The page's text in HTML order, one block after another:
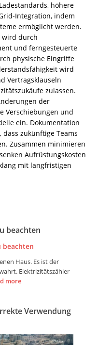
höhere
indem
ermöglicht werden.
wird durch
und ferngesteuerte
physische Eingriffe
wird
Vertragsklauseln
zulassen.
der
Verschiebungen und
ein. Dokumentation
zukünftige Teams
Zusammen minimieren
Aufrüstungskosten
mit langfristigen
beachten
Haus. Es ist der
Elektrizitätszähler
more
Verwendung